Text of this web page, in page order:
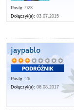
Posty: 923
Dołączył(a): 03.07.2015
jaypablo
Posty: 26
Dołączył(a): 06.08.2017